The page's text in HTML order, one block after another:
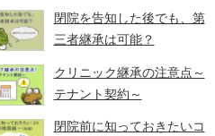
閉院を告知した後でも、第
三者継承は可能？
クリニック継承の注意点～
テナント契約～
閉院前に知っておきたいコ